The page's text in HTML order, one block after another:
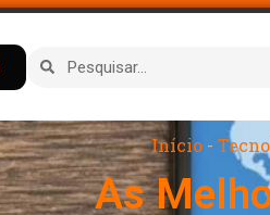
Início -
As